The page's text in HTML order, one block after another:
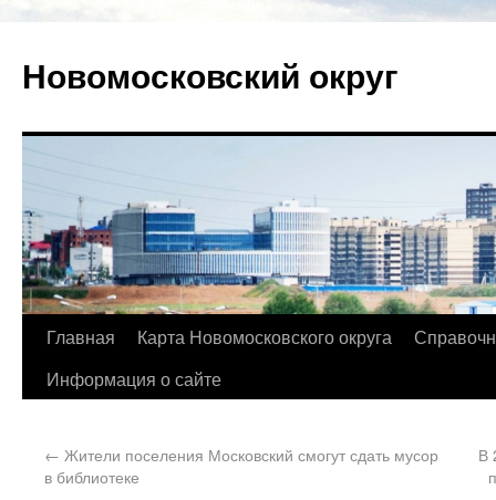
Новомосковский округ
Главная Карта Новомосковского округа
Информация о сайте
← Жители поселения Московский смогут сдать мусор
в библиотеке
В